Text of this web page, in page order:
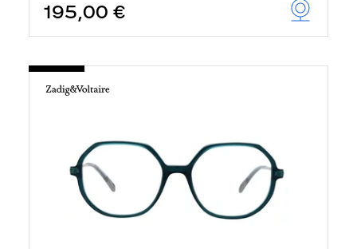
195,00 €